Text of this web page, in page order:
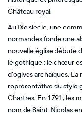
Château royal.
Au IXe siècle, une
normandes fonde une
nouvelle église débute
le gothique : le chœur
d’ogives archaïques.
représentative du style
Chartres. En 1791, les
nom de Saint-Nicolas